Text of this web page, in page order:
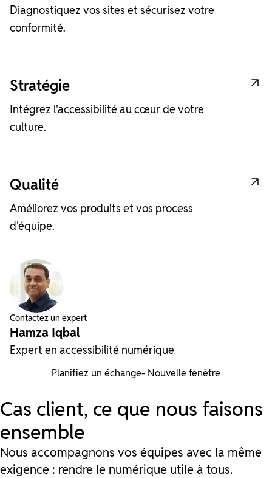
Diagnostiquez vos sites et sécurisez votre
conformité.
Stratégie
Intégrez l'accessibilité au cœur de votre
culture.
Qualité
Améliorez vos produits et vos process
d'équipe.
Contactez un expert
Hamza Iqbal
Expert en accessibilité numérique
Planifiez un échange- Nouvelle fenêtre
Cas client, ce que nous faisons
ensemble
Nous accompagnons vos équipes avec la même
exigence : rendre le numérique utile à tous.